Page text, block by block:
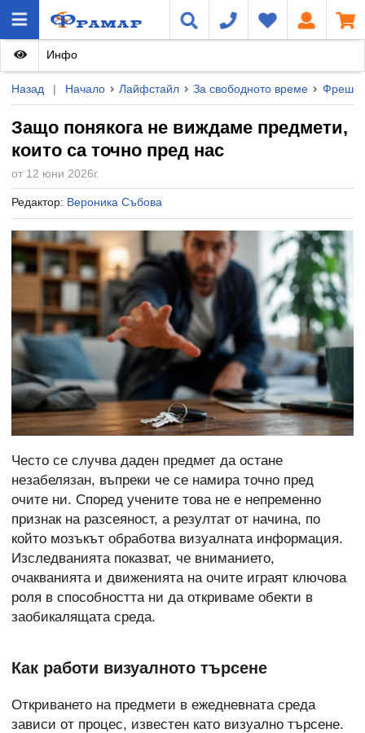
Назад | Начало Лайфстайл За свободното време Фреш
Защо понякога не виждаме предмети,
които са точно пред нас
от 12 юни 2026г.
Редактор: Вероника Събова
Инфо
Често се случва даден предмет да остане
незабелязан, въпреки че се намира точно пред
очите ни. Според учените това не е непременно
признак на разсеяност, а резултат от начина, по
който мозъкът обработва визуалната информация.
Изследванията показват, че вниманието,
очакванията и движенията на очите играят ключова
роля в способността ни да откриваме обекти в
заобикалящата среда.
Как работи визуалното търсене
Откриването на предмети в ежедневната среда
зависи от процес, известен като визуално търсене.